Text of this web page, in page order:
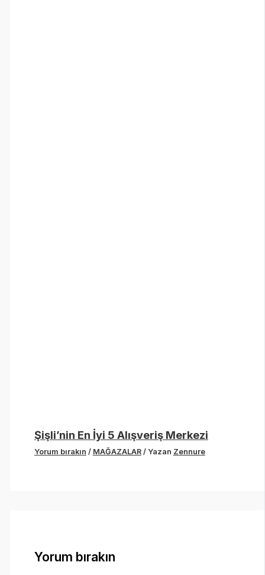
Şişli’nin En İyi 5 Alışveriş Merkezi
Yorum bırakın / MAĞAZALAR/ Yazan Zennure
Yorum bırakın